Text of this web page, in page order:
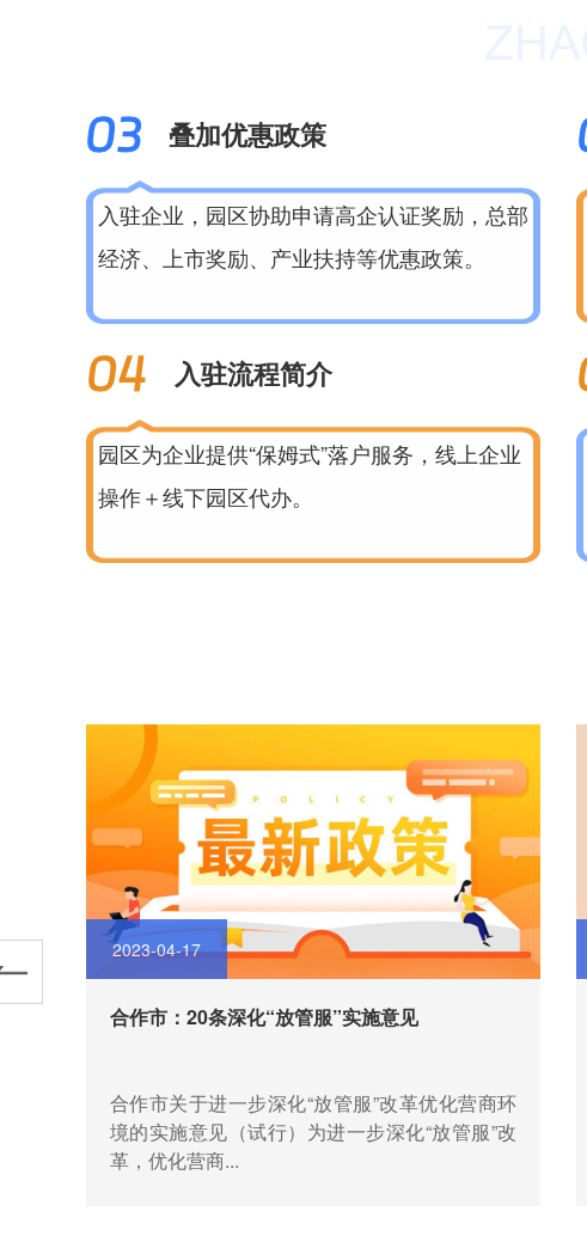
叠加优惠政策
入驻企业，园区协助申请高企认证奖励，总部
经济、上市奖励、产业扶持等优惠政策。
入驻流程简介
园区为企业提供“保姆式”落户服务，线上企业
操作＋线下园区代办。
2023-04-17
合作市：20条深化“放管服”实施意见
合作市关于进一步深化“放管服”改革优化营商环
境的实施意见（试行）为进一步深化“放管服”改
革，优化营商...